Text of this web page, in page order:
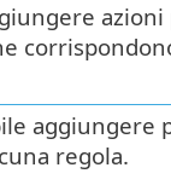
aggiungere
regola.